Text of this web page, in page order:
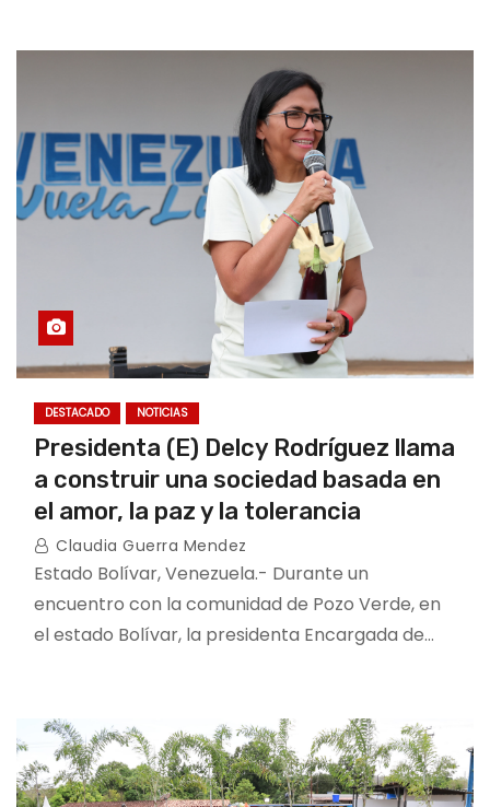
DESTACADO NOTICIAS
Presidenta (E) Delcy Rodríguez llama
a construir una sociedad basada en
el amor, la paz y la tolerancia
Claudia Guerra Mendez
Estado Bolívar, Venezuela.- Durante un
encuentro con la comunidad de Pozo Verde, en
el estado Bolívar, la presidenta Encargada de…